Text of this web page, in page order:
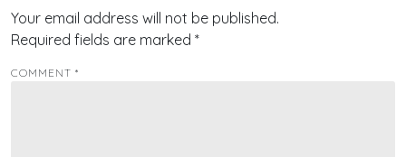
Your email address will not be published.
Required fields are marked *
COMMENT *